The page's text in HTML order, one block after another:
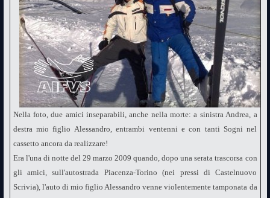
Nella foto, due amici inseparabili, anche nella morte: a sinistra Andrea, a
destra mio figlio Alessandro, entrambi ventenni e con tanti Sogni nel
cassetto ancora da realizzare!
Era l'una di notte del 29 marzo 2009 quando, dopo una serata trascorsa con
gli amici, sull'autostrada Piacenza-Torino (nei pressi di Castelnuovo
Scrivia), l'auto di mio figlio Alessandro venne violentemente tamponata da